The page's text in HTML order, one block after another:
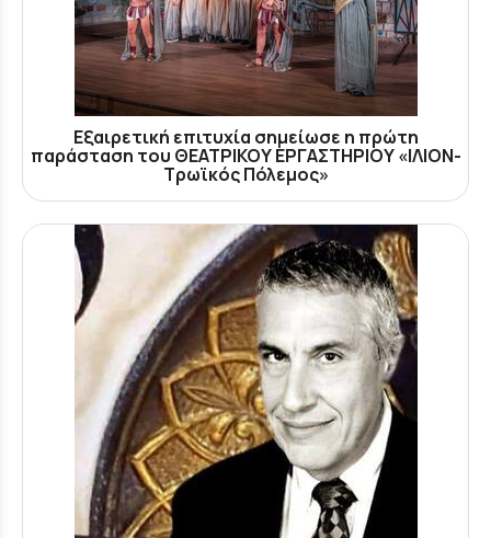
Εξαιρετική επιτυχία σημείωσε η πρώτη
παράσταση του ΘΕΑΤΡΙΚΟΥ ΕΡΓΑΣΤΗΡΙΟΥ «ΙΛΙΟΝ-
Τρωϊκός Πόλεμος»